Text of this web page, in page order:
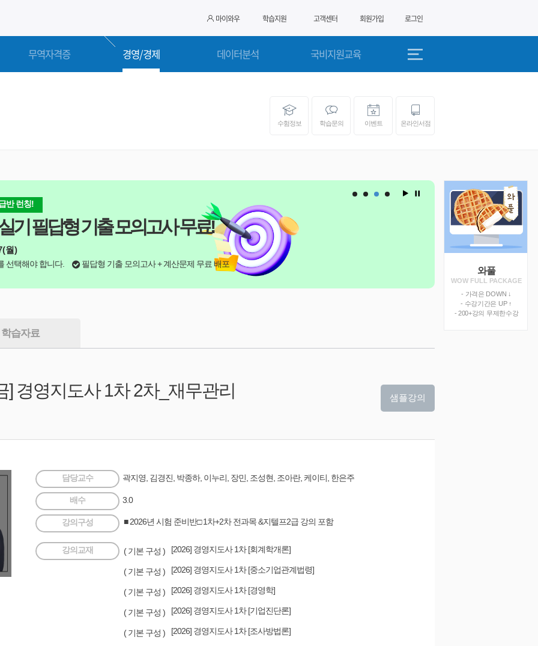
무역자격증 경영/경제 데이터분석 국비지원교육
마이와우 학습지원 고객센터 회원가입 로그인
수험정보 학습문의 이벤트 온라인서점
반 런칭!
기 필답형 기출 모의고사 무료!
월)
선택해야 합니다. 필답형 기출 모의고사 + 계산문제 무료 배포
경제 경
2026년
와풀
WOW FULL PACKAGE
- 가격은 DOWN ↓
- 수강기간은 UP ↑
- 200+강의 무제한수강
학습자료
] 경영지도사 1차 2차_재무관리 샘플강의
담당교수 곽지영, 김경진, 박종하, 이누리, 장민, 조성현, 조아란, 케이티, 한은주
배수 3.0
강의구성 ■ 2026년 시험 준비반□ 1차+2차 전과목 &지텔프2급 강의 포함
강의교재 ( 기본 구성 ) [2026] 경영지도사 1차 [회계학개론]
( 기본 구성 ) [2026] 경영지도사 1차 [중소기업관계법령]
( 기본 구성 ) [2026] 경영지도사 1차 [경영학]
( 기본 구성 ) [2026] 경영지도사 1차 [기업진단론]
( 기본 구성 ) [2026] 경영지도사 1차 [조사방법론]